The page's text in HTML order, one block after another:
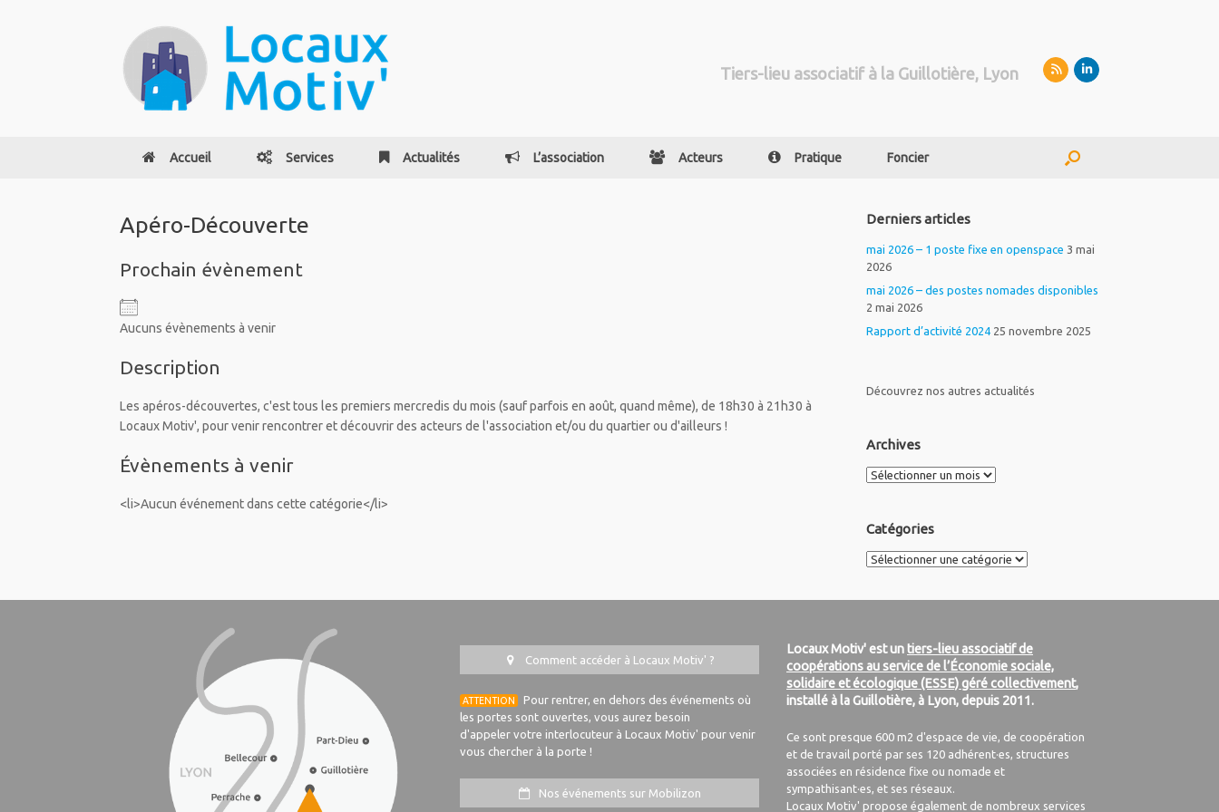
Tiers-lieu associatif à la Guillotière, Lyon
Accueil Services Actualités L’association Acteurs Pratique Foncier
Apéro-Découverte
Prochain évènement
Aucuns évènements à venir
Description
Les apéros-découvertes, c'est tous les premiers mercredis du mois (sauf parfois en août, quand même), de 18h30 à 21h30 à
Locaux Motiv', pour venir rencontrer et découvrir des acteurs de l'association et/ou du quartier ou d'ailleurs !
Évènements à venir
<li>Aucun événement dans cette catégorie</li>
Derniers articles
mai 2026 – 1 poste fixe en openspace 3 mai
2026
mai 2026 – des postes nomades disponibles
2 mai 2026
Rapport d’activité 2024 25 novembre 2025
Découvrez nos autres actualités
Archives
Archives
Catégories
Catégories
Comment accéder à Locaux Motiv' ?
ATTENTION
Pour rentrer, en dehors des événements où
les portes sont ouvertes, vous aurez besoin
d'appeler votre interlocuteur à Locaux Motiv' pour venir
vous chercher à la porte !
Nos événements sur Mobilizon
Locaux Motiv' est untiers-lieu associatif de
coopérations au service de l’Économie sociale,
solidaire et écologique (ESSE) géré collectivement,
installé à la Guillotière, à Lyon, depuis 2011.
Ce sont presque 600 m2 d'espace de vie, de coopération
et de travail porté par ses 120 adhérent·es, structures
associées en résidence fixe ou nomade et
sympathisant·es, et ses réseaux.
Locaux Motiv' propose également de nombreux services